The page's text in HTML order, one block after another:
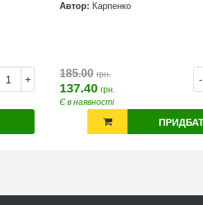
+
Автор: Карпенко
-
185.00 грн.
137.40 грн.
Є в наявності